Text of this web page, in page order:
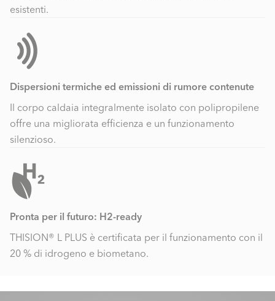
esistenti.
Dispersioni termiche ed emissioni di rumore contenute
Il corpo caldaia integralmente isolato con polipropilene
offre una migliorata efficienza e un funzionamento
silenzioso.
Pronta per il futuro: H2-ready
THISION® L PLUS è certificata per il funzionamento con il
20 % di idrogeno e biometano.